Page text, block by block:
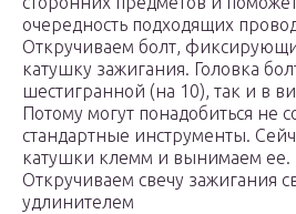
очередность подходящих
Откручиваем болт,
катушку зажигания. Головка
шестигранной (на 10), так и в
Потому могут понадобиться не
стандартные инструменты.
катушки клемм и вынимаем ее.
Откручиваем свечу зажигания
удлинителем